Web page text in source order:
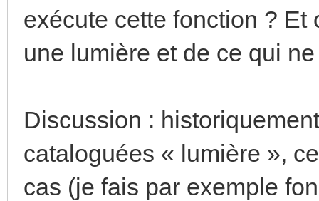
exécute cette fonction ?
une lumière et de ce qui
Discussion :
cataloguées « lumière »,
cas (je fais par exemple